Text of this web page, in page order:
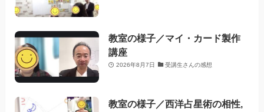
教室の様子／マイ・カード製作
講座
2026年8月7日 受講生さんの感想
教室の様子／西洋占星術の相性,